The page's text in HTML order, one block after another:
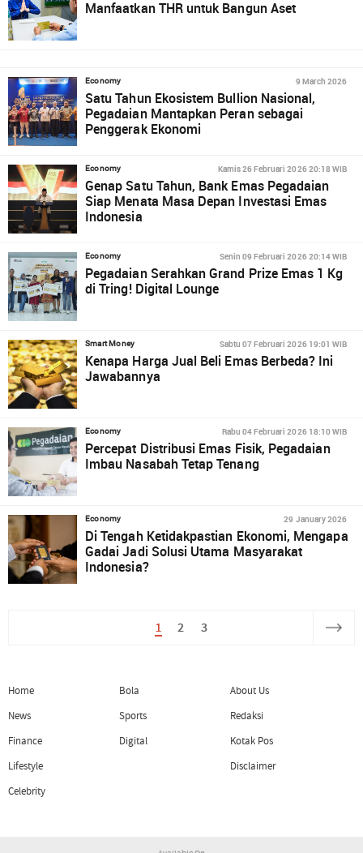
Manfaatkan THR untuk Bangun Aset
Economy 9 March 2026
Satu Tahun Ekosistem Bullion Nasional,
Pegadaian Mantapkan Peran sebagai
Penggerak Ekonomi
Economy Kamis 26 Februari 2026 20:18 WIB
Genap Satu Tahun, Bank Emas Pegadaian
Siap Menata Masa Depan Investasi Emas
Indonesia
Economy Senin 09 Februari 2026 20:14 WIB
Pegadaian Serahkan Grand Prize Emas 1 Kg
di Tring! Digital Lounge
Smart Money Sabtu 07 Februari 2026 19:01 WIB
Kenapa Harga Jual Beli Emas Berbeda? Ini
Jawabannya
Economy Rabu 04 Februari 2026 18:10 WIB
Percepat Distribusi Emas Fisik, Pegadaian
Imbau Nasabah Tetap Tenang
Economy 29 January 2026
Di Tengah Ketidakpastian Ekonomi, Mengapa
Gadai Jadi Solusi Utama Masyarakat
Indonesia?
1 2 3
Home
News
Finance
Lifestyle
Celebrity
Bola
Sports
Digital
About Us
Redaksi
Kotak Pos
Disclaimer